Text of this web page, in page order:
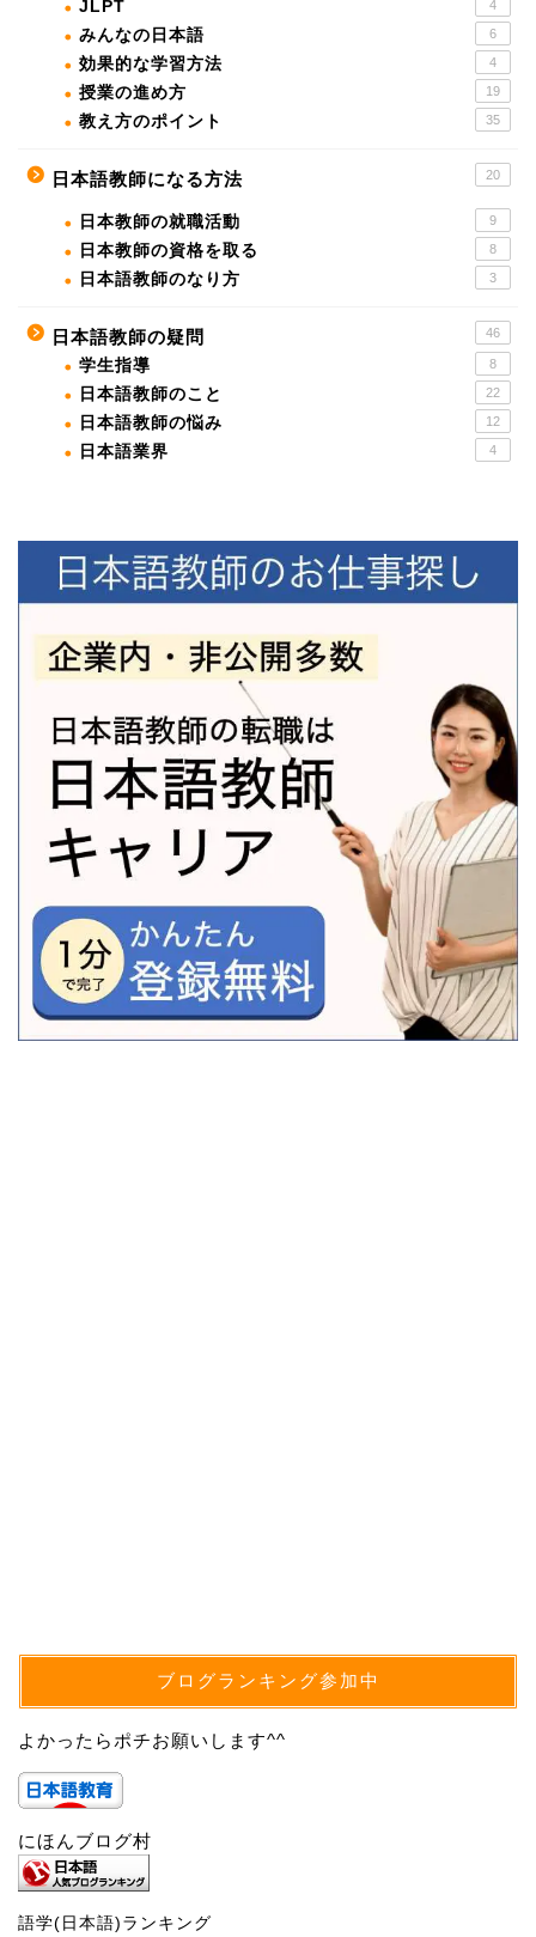
JLPT 4
みんなの日本語 6
効果的な学習方法 4
授業の進め方 19
教え方のポイント 35
日本語教師になる方法 20
日本教師の就職活動 9
日本教師の資格を取る 8
日本語教師のなり方 3
日本語教師の疑問 46
学生指導 8
日本語教師のこと 22
日本語教師の悩み 12
日本語業界 4
ブログランキング参加中
よかったらポチお願いします^^
にほんブログ村
語学(日本語)ランキング